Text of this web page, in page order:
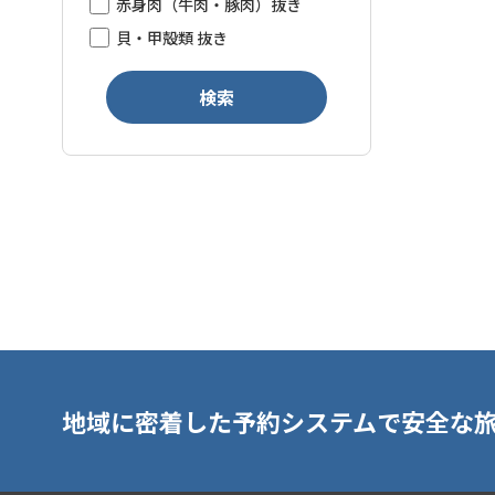
貝・甲殻類 抜き
検索
地域に密着した予約システムで安全な